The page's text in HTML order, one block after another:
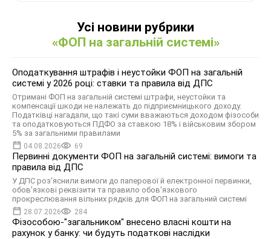
Усі новини рубрики
«ФОП на загальній системі»
Оподаткування штрафів і неустойки ФОП на загальній
системі у 2026 році: ставки та правила від ДПС
Отримані ФОП на загальній системі штрафи, неустойки та
компенсації шкоди не належать до підприємницького доходу.
Податківці нагадали, що такі суми вважаються доходом фізособи
та оподатковуються ПДФО за ставкою 18% і військовим збором
5% за загальними правилами
04.08.2026 69
Первинні документи ФОП на загальній системі: вимоги та
правила від ДПС
У ДПС роз’яснили вимоги до паперової й електронної первинки,
обов'язкові реквізити та правило обов'язкового
прокреслювання вільних рядків для ФОП на загальний системі
28.07.2026 284
Фізособою-"загальником" внесено власні кошти на
рахунок у банку: чи будуть податкові наслідки